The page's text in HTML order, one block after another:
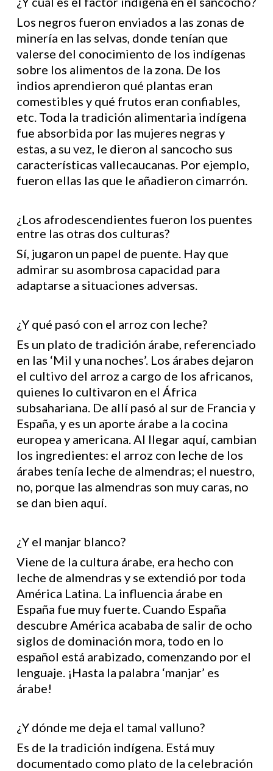
Los negros fueron enviados a las zonas de
minería en las selvas, donde tenían que
valerse del conocimiento de los indígenas
sobre los alimentos de la zona. De los
indios aprendieron qué plantas eran
comestibles y qué frutos eran confiables,
etc. Toda la tradición alimentaria indígena
fue absorbida por las mujeres negras y
estas, a su vez, le dieron al sancocho sus
características vallecaucanas. Por ejemplo,
fueron ellas las que le añadieron cimarrón.
¿Los afrodescendientes fueron los puentes
entre las otras dos culturas?
Sí, jugaron un papel de puente. Hay que
admirar su asombrosa capacidad para
adaptarse a situaciones adversas.
¿Y qué pasó con el arroz con leche?
Es un plato de tradición árabe, referenciado
en las ‘Mil y una noches’. Los árabes dejaron
el cultivo del arroz a cargo de los africanos,
quienes lo cultivaron en el África
subsahariana. De allí pasó al sur de Francia y
España, y es un aporte árabe a la cocina
europea y americana. Al llegar aquí, cambian
los ingredientes: el arroz con leche de los
árabes tenía leche de almendras; el nuestro,
no, porque las almendras son muy caras, no
se dan bien aquí.
¿Y el manjar blanco?
Viene de la cultura árabe, era hecho con
leche de almendras y se extendió por toda
América Latina. La influencia árabe en
España fue muy fuerte. Cuando España
descubre América acababa de salir de ocho
siglos de dominación mora, todo en lo
español está arabizado, comenzando por el
lenguaje. ¡Hasta la palabra ‘manjar’ es
árabe!
¿Y dónde me deja el tamal valluno?
Es de la tradición indígena. Está muy
documentado como plato de la celebración